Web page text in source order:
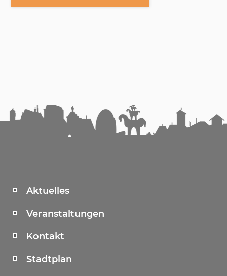
Aktuelles
Veranstaltungen
Kontakt
Stadtplan